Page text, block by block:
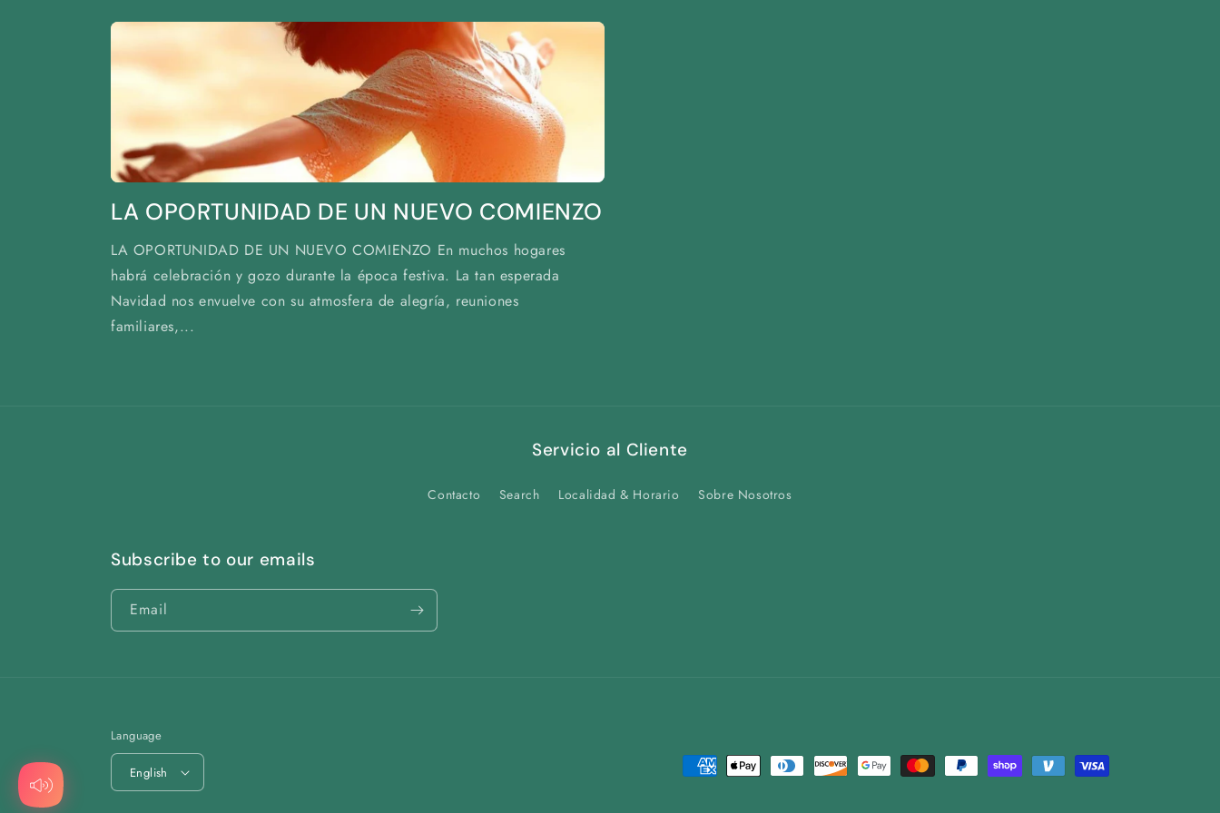
LA OPORTUNIDAD DE UN NUEVO COMIENZO
LA OPORTUNIDAD DE UN NUEVO COMIENZO En muchos hogares
habrá celebración y gozo durante la época festiva. La tan esperada
Navidad nos envuelve con su atmosfera de alegría, reuniones
familiares,...
Servicio al Cliente
Contacto Search Localidad & Horario Sobre Nosotros
Subscribe to our emails
Email
Language
English
Payment